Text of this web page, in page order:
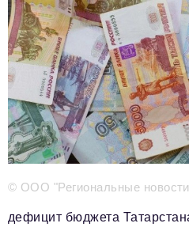
Авторские материалы
Видео
Телефон редакции:+7 495
Электронные почты редакции:
Информационный отдел
info@business-magazine.online
Отдел рекламы
Отдел распространения/
© ООО "Региональные
дефицит бюджета